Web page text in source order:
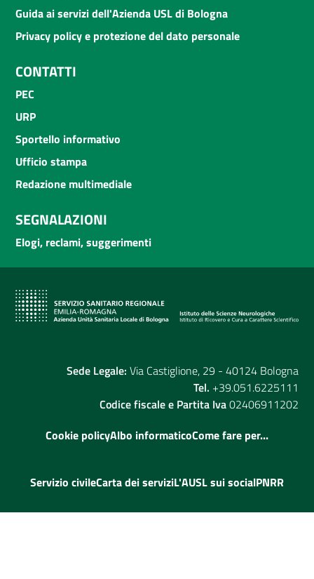
Guida ai servizi dell'Azienda USL di Bologna
Privacy policy e protezione del dato personale
CONTATTI
PEC
URP
Sportello informativo
Ufficio stampa
Redazione multimediale
SEGNALAZIONI
Elogi, reclami, suggerimenti
Sede Legale: Via Castiglione, 29 - 40124 Bologna
Tel. +39.051.6225111
Codice fiscale e Partita Iva02406911202
Cookie policyAlbo informaticoCome fare per...
Servizio civileCarta dei serviziL'AUSL sui socialPNRR